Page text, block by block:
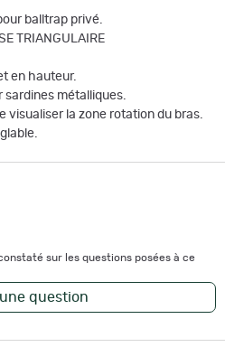
balltrap privé.
TRIANGULAIRE
en hauteur.
métalliques.
visualiser la zone rotation du bras.
sur les questions posées à ce
question